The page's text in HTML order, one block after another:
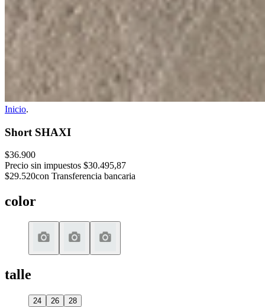
Inicio.
Short SHAXI
$36.900
Precio sin impuestos $30.495,87
$29.520con Transferencia bancaria
color
talle
24 26 28